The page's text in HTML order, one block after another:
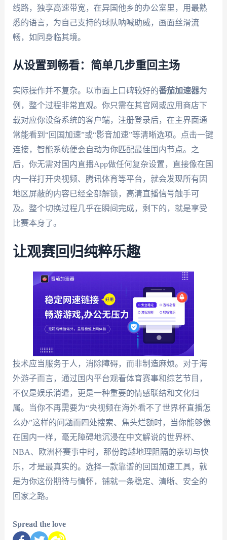
线路，独享高速带宽，在异国他乡的办公室里，用最熟
悉的语言，为自己支持的球队呐喊助威，画面丝滑流
畅，如同身临其境。
从设置到畅看：简单几步重回主场
实际操作并不复杂。以市面上口碑较好的番茄加速器为
例，整个过程非常直观。你只需在其官网或应用商店下
载对应你设备系统的客户端，注册登录后，在主界面通
常能看到“回国加速”或“影音加速”等清晰选项。点击一键
连接，智能系统便会自动为你匹配最佳国内节点。之
后，你无需对国内直播App做任何复杂设置，直接像在国
内一样打开央视频、腾讯体育等平台，就会发现所有因
地区屏蔽的内容已经全部解锁，高清直播信号触手可
及。整个切换过程几乎在瞬间完成，剩下的，就是享受
比赛本身了。
让观赛回归纯粹乐趣
技术应当服务于人，消除障碍，而非制造麻烦。对于海
外游子而言，通过国内平台观看体育赛事和综艺节目，
不仅是娱乐消遣，更是一种重要的情感联结和文化归
属。当你不再需要为“央视频在海外看不了世界杯直播怎
么办”这样的问题而四处搜索、焦头烂额时，当你能够像
在国内一样，毫无障碍地沉浸在中文解说的世界杯、
NBA、欧洲杯赛事中时，那份跨越地理阻隔的亲切与快
乐，才是最真实的。选择一款靠谱的回国加速工具，就
是为你这份期待与情怀，铺就一条稳定、清晰、安全的
回家之路。
Spread the love